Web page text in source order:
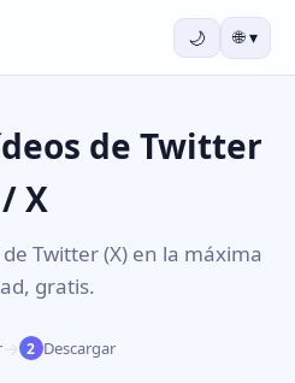
🌙 🌐▾
de Twitter
/ X
Twitter (X) en la máxima
gratis.
→ 2 Descargar